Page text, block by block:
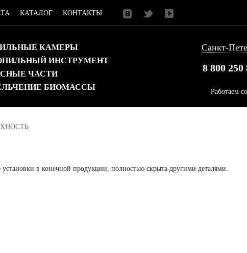
КАТАЛОГ КОНТАКТЫ
КАМЕРЫ
ИНСТРУМЕНТ
ЧАСТИ
БИОМАССЫ
Санкт-
8 800 250
Работаем
установки в конечной продукции, полностью скрыта другими деталями.